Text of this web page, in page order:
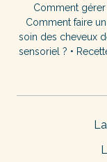
Comment
Comment faire
soin des cheveux
sensoriel ? •